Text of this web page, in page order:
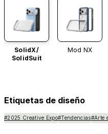
SolidX/
SolidSuit
Mod NX
Etiquetas de diseño
#2025 Creative Expo#Tendencias#Arte